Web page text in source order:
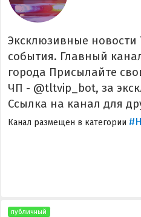
Эксклюзивные новости
события. Главный
города Присылайте
ЧП - @tltvip_bot, за
Ссылка на канал для
Канал размещен в категории
публичный